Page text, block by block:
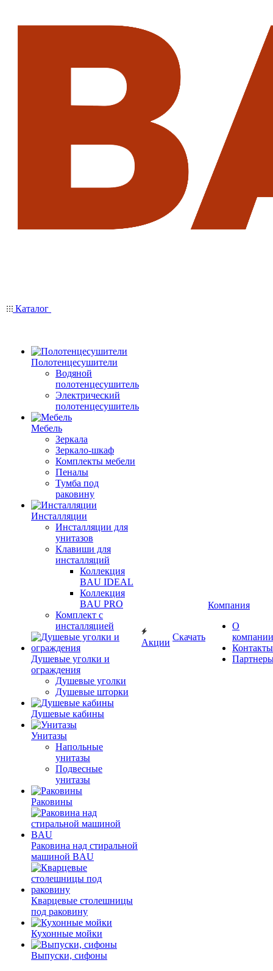
Каталог
Полотенцесушители
Водяной
полотенцесушитель
Электрический
полотенцесушитель
Мебель
Зеркала
Зеркало-шкаф
Комплекты мебели
Пеналы
Тумба под
раковину
Инсталляции
Инсталляции для
унитазов
Клавиши для
инсталляций
Коллекция
BAU IDEAL
Коллекция
BAU PRO
Комплект с
инсталляцией
Душевые уголки и
ограждения
Душевые уголки
Душевые шторки
Душевые кабины
Унитазы
Напольные
унитазы
Подвесные
унитазы
Раковины
Раковина над стиральной
машиной BAU
Кварцевые столешницы
под раковину
Кухонные мойки
Выпуски, сифоны
Акции
Скачать
Компания
О
компании
Контакты